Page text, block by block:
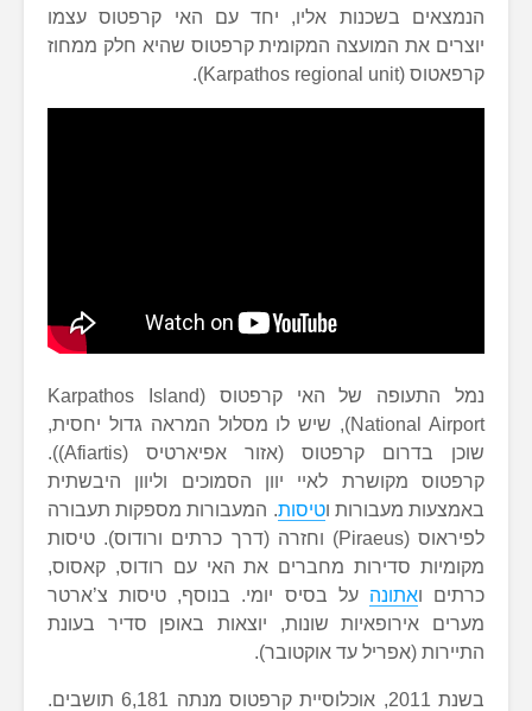
הנמצאים בשכנות אליו, יחד עם האי קרפטוס עצמו
יוצרים את המועצה המקומית קרפטוס שהיא חלק ממחוז
קרפאטוס (Karpathos regional unit).
נמל התעופה של האי קרפטוס (Karpathos Island
National Airport), שיש לו מסלול המראה גדול יחסית,
שוכן בדרום קרפטוס (אזור אפיארטיס (Afiartis)).
קרפטוס מקושרת לאיי יוון הסמוכים וליוון היבשתית
באמצעות מעבורות וטיסות. המעבורות מספקות תעבורה
לפיראוס (Piraeus) וחזרה (דרך כרתים ורודוס). טיסות
מקומיות סדירות מחברים את האי עם רודוס, קאסוס,
כרתים ואתונה על בסיס יומי. בנוסף, טיסות צ’ארטר
מערים אירופאיות שונות, יוצאות באופן סדיר בעונת
התיירות (אפריל עד אוקטובר).
בשנת 2011, אוכלוסיית קרפטוס מנתה 6,181 תושבים.